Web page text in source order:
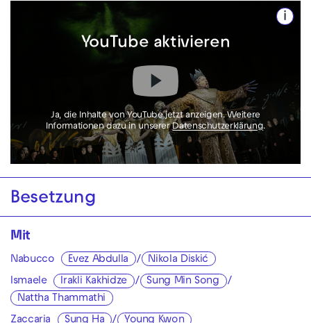
YouTube aktivieren
i
Ja, die Inhalte von YouTube jetzt anzeigen. Weitere
Informationen dazu in unsererDatenschutzerklärung.
Besetzung
Mit
Nabucco Evez Abdulla / Nikola Diskić
Ismaele Irakli Kakhidze / Sung Min Song
/
Nattha Thammathi
Zaccaria Sung Ha / Young Kwon